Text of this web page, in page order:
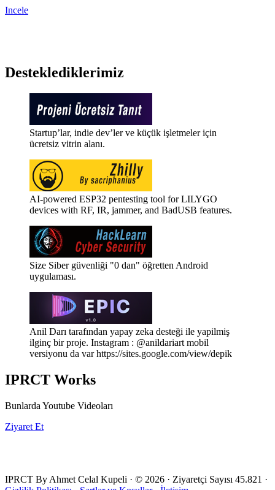
Incele
Desteklediklerimiz
Startup’lar, indie dev’ler ve küçük işletmeler için
ücretsiz vitrin alanı.
AI-powered ESP32 pentesting tool for LILYGO
devices with RF, IR, jammer, and BadUSB features.
Size Siber güvenliği "0 dan" öğretten Android
uygulaması.
Anil Darı tarafından yapay zeka desteği ile yapilmiş
ilginç bir proje. Instagram : @anildariart mobil
versiyonu da var https://sites.google.com/view/depik
IPRCT Works
Bunlarda Youtube Videoları
Ziyaret Et
IPRCT By Ahmet Celal Kupeli · © 2026 · Ziyaretçi Sayısı 45.821 ·